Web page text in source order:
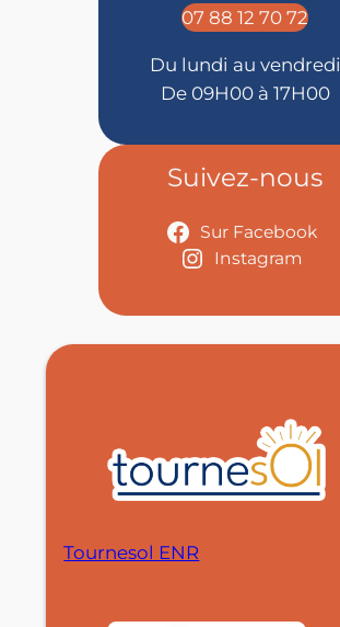
07 88 12 70 72
Du lundi au vendredi
De 09H00 à 17H00
Suivez-nous
Sur Facebook
Instagram
Tournesol ENR